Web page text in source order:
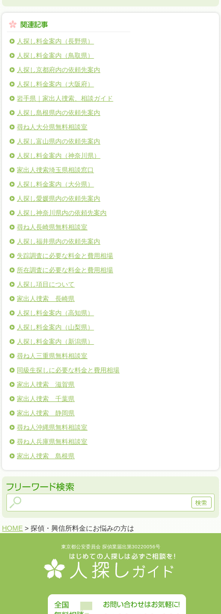
人探し料金案内（長野県）
人探し料金案内（鳥取県）
人探し京都府内の依頼先案内
人探し料金案内（大阪府）
岩手県｜家出人捜索、相談ガイド
人探し島根県内の依頼先案内
尋ね人大分県無料相談室
人探し富山県内の依頼先案内
人探し料金案内（神奈川県）
家出人捜索埼玉県相談窓口
人探し料金案内（大分県）
人探し愛媛県内の依頼先案内
人探し神奈川県内の依頼先案内
尋ね人長崎県無料相談室
人探し福井県内の依頼先案内
失踪調査に必要な料金と費用相場
所在調査に必要な料金と費用相場
人探し項目について
家出人捜索 長崎県
人探し料金案内（高知県）
人探し料金案内（山梨県）
人探し料金案内（新潟県）
尋ね人三重県無料相談室
同級生探しに必要な料金と費用相場
家出人捜索 滋賀県
家出人捜索 千葉県
家出人捜索 静岡県
尋ね人沖縄県無料相談室
尋ね人兵庫県無料相談室
家出人捜索 島根県
HOME > 探偵・興信所料金にお悩みの方は
東京都公安委員会 探偵業届出第30220056号